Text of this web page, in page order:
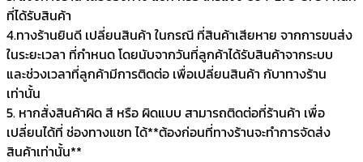
ที่ได้รับสินค้า
4.ทางร้านยินดี เปลี่ยนสินค้า ในกรณี ที่สินค้าเสียหาย จากการขนส่ง
ในระยะเวลา ที่กำหนด โดยนับจากวันที่ลูกค้าได้รับสินค้าจากระบบ
และช่วงเวลาที่ลูกค้ามีการติดต่อ เพื่อเปลี่ยนสินค้า กับาทางร้าน
เท่านั้น
5. หากสั่งสินค้าผิด สี หรือ ผิดแบบ สามารถติดต่อที่ร้านค้า เพื่อ
เปลี่ยนได้ที่ ช่องทางแชท ได้**ต้องก่อนที่ทางร้านจะทำการจัดส่ง
สินค้าเท่านั้น**